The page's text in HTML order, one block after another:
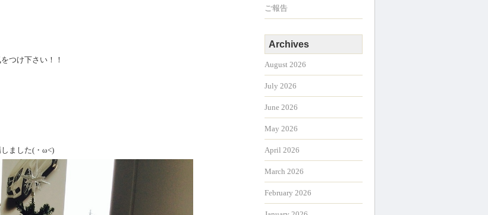
つけ下さい！！
ました(・ω<)
ご報告
Archives
August 2026
July 2026
June 2026
May 2026
April 2026
March 2026
February 2026